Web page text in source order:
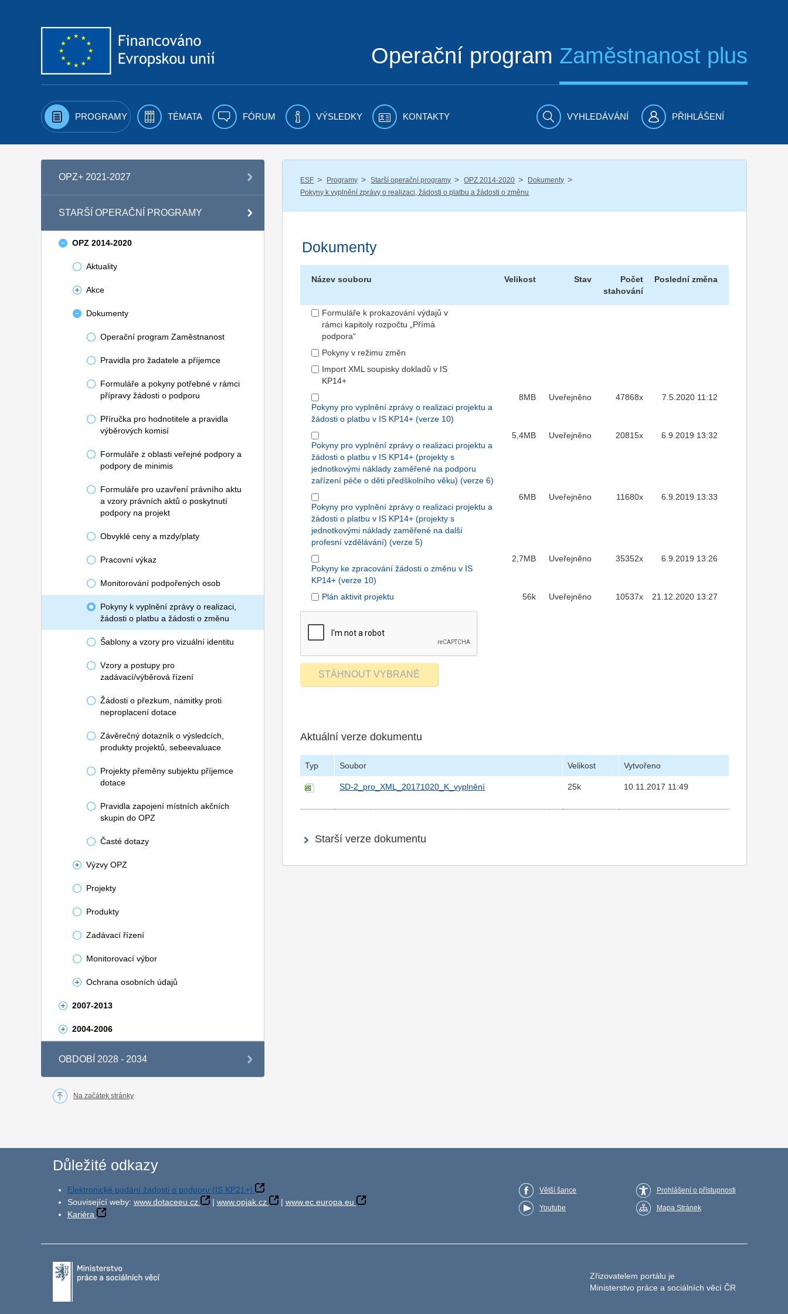
Operační program Zaměstnanost plus
PROGRAMY TÉMATA FÓRUM VÝSLEDKY KONTAKTY VYHLEDÁVÁNÍ PŘIHLÁŠENÍ
OPZ+ 2021-2027
STARŠÍ OPERAČNÍ PROGRAMY
OPZ 2014-2020
Aktuality
Akce
Dokumenty
Operační program Zaměstnanost
Pravidla pro žadatele a příjemce
Formuláře a pokyny potřebné v rámci
přípravy žádosti o podporu
Příručka pro hodnotitele a pravidla
výběrových komisí
Formuláře z oblasti veřejné podpory a
podpory de minimis
Formuláře pro uzavření právního aktu
a vzory právních aktů o poskytnutí
podpory na projekt
Obvyklé ceny a mzdy/platy
Pracovní výkaz
Monitorování podpořených osob
Pokyny k vyplnění zprávy o realizaci,
žádosti o platbu a žádosti o změnu
Šablony a vzory pro vizuální identitu
Vzory a postupy pro
zadávací/výběrová řízení
Žádosti o přezkum, námitky proti
neproplacení dotace
Závěrečný dotazník o výsledcích,
produkty projektů, sebeevaluace
Projekty přeměny subjektu příjemce
dotace
Pravidla zapojení místních akčních
skupin do OPZ
Časté dotazy
Výzvy OPZ
Projekty
Produkty
Zadávací řízení
Monitorovací výbor
Ochrana osobních údajů
2007-2013
2004-2006
OBDOBÍ 2028 - 2034
ESF / Programy / Starší operační programy / OPZ 2014-2020 / Dokumenty /
Pokyny k vyplnění zprávy o realizaci, žádosti o platbu a žádosti o změnu
Dokumenty
Název souboru Velikost Stav
Počet
stahování
Poslední změna
Formuláře k prokazování výdajů v
rámci kapitoly rozpočtu „Přímá
podpora“
Pokyny v režimu změn
Import XML soupisky dokladů v IS
KP14+
Pokyny pro vyplnění zprávy o realizaci projektu a
žádosti o platbu v IS KP14+ (verze 10)
8MB Uveřejněno 47868x 7.5.2020 11:12
Pokyny pro vyplnění zprávy o realizaci projektu a
žádosti o platbu v IS KP14+ (projekty s
jednotkovými náklady zaměřené na podporu
zařízení péče o děti předškolního věku) (verze 6)
5,4MB Uveřejněno 20815x 6.9.2019 13:32
Pokyny pro vyplnění zprávy o realizaci projektu a
žádosti o platbu v IS KP14+ (projekty s
jednotkovými náklady zaměřené na další
profesní vzdělávání) (verze 5)
6MB Uveřejněno 11680x 6.9.2019 13:33
Pokyny ke zpracování žádosti o změnu v IS
KP14+ (verze 10)
2,7MB Uveřejněno 35352x 6.9.2019 13:26
Plán aktivit projektu 56k Uveřejněno 10537x 21.12.2020 13:27
Aktuální verze dokumentu
Typ Soubor Velikost Vytvořeno
SD-2_pro_XML_20171020_K_vyplnění 25k 10.11.2017 11:49
Starší verze dokumentu
Na začátek stránky
Důležité odkazy
Elektronické podání žádosti o podporu (IS KP21+)
Související weby: www.dotaceeu.cz | www.opjak.cz | www.ec.europa.eu
Kariéra
Větší šance
Youtube
Prohlášení o přístupnosti
Mapa Stránek
Zřizovatelem portálu je
Ministerstvo práce a sociálních věcí ČR